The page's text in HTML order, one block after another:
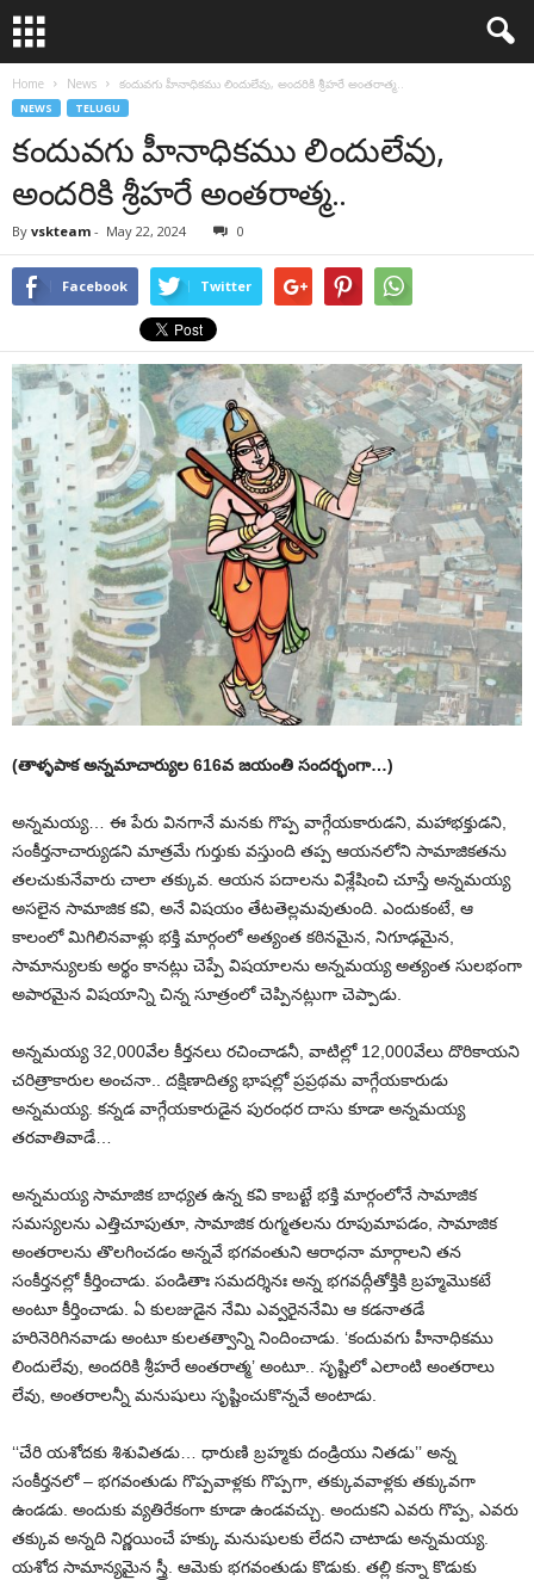
Home News కందువగు హీనాధికము లిందులేవు, అందరికి శ్రీహరే అంతరాత్మ..
NEWS TELUGU
కందువగు హీనాధికము లిందులేవు,
అందరికి శ్రీహరే అంతరాత్మ..
By vskteam - May 22, 2024 0
Facebook Twitter
(తాళ్ళపాక అన్నమాచార్యుల 616వ జయంతి సందర్భంగా…)
అన్నమయ్య… ఈ పేరు వినగానే మనకు గొప్ప వాగ్గేయకారుడని, మహాభక్తుడని,
సంకీర్తనాచార్యుడని మాత్రమే గుర్తుకు వస్తుంది తప్ప ఆయనలోని సామాజికతను
తలచుకునేవారు చాలా తక్కువ. ఆయన పదాలను విశ్లేషించి చూస్తే అన్నమయ్య
అసలైన సామాజిక కవి, అనే విషయం తేటతెల్లమవుతుంది. ఎందుకంటే, ఆ
కాలంలో మిగిలినవాళ్లు భక్తి మార్గంలో అత్యంత కఠినమైన, నిగూఢమైన,
సామాన్యులకు అర్థం కానట్లు చెప్పే విషయాలను అన్నమయ్య అత్యంత సులభంగా
అపారమైన విషయాన్ని చిన్న సూత్రంలో చెప్పినట్లుగా చెప్పాడు.
అన్నమయ్య 32,000వేల కీర్తనలు రచించాడనీ, వాటిల్లో 12,000వేలు దొరికాయని
చరిత్రాకారుల అంచనా.. దక్షిణాదిత్య భాషల్లో ప్రప్రథమ వాగ్గేయకారుడు
అన్నమయ్య. కన్నడ వాగ్గేయకారుడైన పురంధర దాసు కూడా అన్నమయ్య
తరవాతివాడే…
అన్నమయ్య సామాజిక బాధ్యత ఉన్న కవి కాబట్టే భక్తి మార్గంలోనే సామాజిక
సమస్యలను ఎత్తిచూపుతూ, సామాజిక రుగ్మతలను రూపుమాపడం, సామాజిక
అంతరాలను తొలగించడం అన్నవే భగవంతుని ఆరాధనా మార్గాలని తన
సంకీర్తనల్లో కీర్తించాడు. పండితాః సమదర్శినః అన్న భగవద్గీతోక్తికి బ్రహ్మమొకటే
అంటూ కీర్తించాడు. ఏ కులజుడైన నేమి ఎవ్వరైననేమి ఆ కడనాతడే
హరినెరిగినవాడు అంటూ కులతత్వాన్ని నిందించాడు. ‘కందువగు హీనాధికము
లిందులేవు, అందరికి శ్రీహరే అంతరాత్మ’ అంటూ.. సృష్టిలో ఎలాంటి అంతరాలు
లేవు, అంతరాలన్నీ మనుషులు సృష్టించుకొన్నవే అంటాడు.
‘‘చేరి యశోదకు శిశువితడు… ధారుణి బ్రహ్మకు దండ్రియు నితడు’’ అన్న
సంకీర్తనలో – భగవంతుడు గొప్పవాళ్లకు గొప్పగా, తక్కువవాళ్లకు తక్కువగా
ఉండడు. అందుకు వ్యతిరేకంగా కూడా ఉండవచ్చు. అందుకని ఎవరు గొప్ప, ఎవరు
తక్కువ అన్నది నిర్ణయించే హక్కు మనుషులకు లేదని చాటాడు అన్నమయ్య.
యశోద సామాన్యమైన స్త్రీ. ఆమెకు భగవంతుడు కొడుకు. తల్లి కన్నా కొడుకు